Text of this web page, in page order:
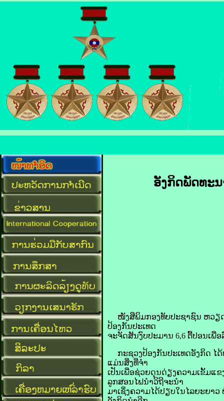
ອັງກິດພັດທະ
ໜັງສືພິມກອງທັບປະຊາຊົນ ຫວຽດນ
ປ້ອງກັນປະເທດ
ຈະຈັດສັນງົບປະມານ 6,6 ຕື້ປອນເພື່ອ
ກະຊວງປ້ອງກັນປະເທດອັງກິດ ໄດ້
ແມ່ນສິ່ງທີ່ຈຳ
ເປັນເພື່ອຊ່ວຍດຸນດ່ຽງຄວາມເຂັ້ມແ
ລູກສອນໄຟນຳວິຖີຈະນຳ
ມາເຊິ່ງຄວາມໄດ້ປຽບໃນໄລຍະຍາ